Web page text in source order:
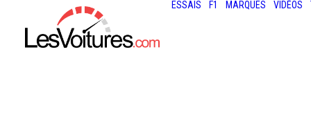
ESSAIS F1 MARQUES VIDÉOS